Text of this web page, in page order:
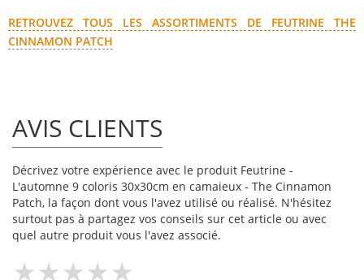
RETROUVEZ TOUS LES ASSORTIMENTS DE FEUTRINE THE
CINNAMON PATCH
AVIS CLIENTS
Décrivez votre expérience avec le produit Feutrine -
L'automne 9 coloris 30x30cm en camaieux - The Cinnamon
Patch, la façon dont vous l'avez utilisé ou réalisé. N'hésitez
surtout pas à partagez vos conseils sur cet article ou avec
quel autre produit vous l'avez associé.